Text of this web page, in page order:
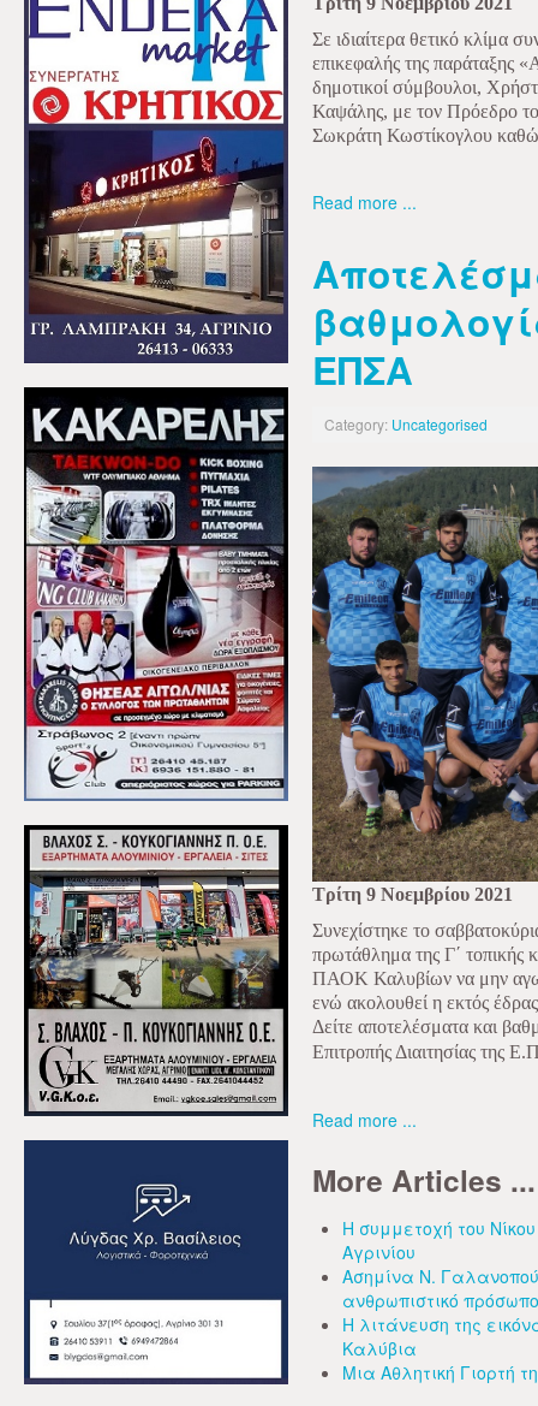
Σε ιδιαίτερα θετικό κλίμα
επικεφαλής της παράταξης
δημοτικοί σύμβουλοι,
Καψάλης, με τον Πρόεδρο
Σωκράτη Κωστίκογλου
Read more ...
ΕΠΣΑ
Category: Uncategorised
Τρίτη 9 Νοεμβρίου 2021
Συνεχίστηκε το
πρωτάθλημα της Γ΄ τοπικής
ΠΑΟΚ Καλυβίων να μην
ενώ ακολουθεί η εκτός
Δείτε αποτελέσματα και
Επιτροπής Διαιτησίας της
Read more ...
More Articles ...
Η συμμετοχή του
Αγρινίου
Ασημίνα Ν.
ανθρωπιστικό πρόσωπο
Η λιτάνευση της
Καλύβια
Μια Αθλητική Γιορτή